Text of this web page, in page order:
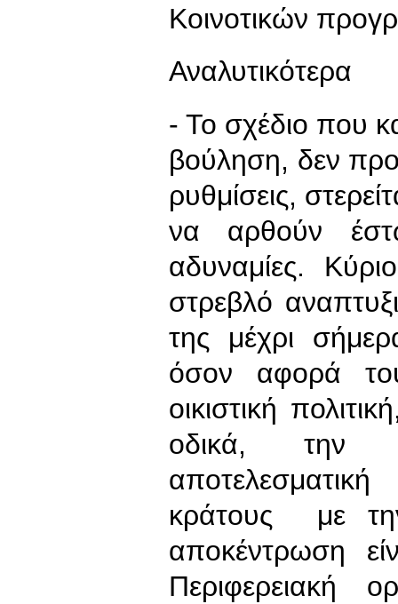
Κοινοτικών
Αναλυτικότερα
- Το σχέδιο που
βούληση, δεν
ρυθμίσεις,
να αρθούν
αδυναμίες.
στρεβλό
της μέχρι
όσον αφορά
οικιστική
οδικά, την
αποτελεσματική
κράτους με
αποκέντρωση